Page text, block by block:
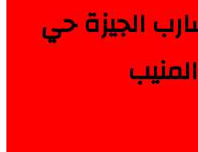
الجيزة حي
المنيب